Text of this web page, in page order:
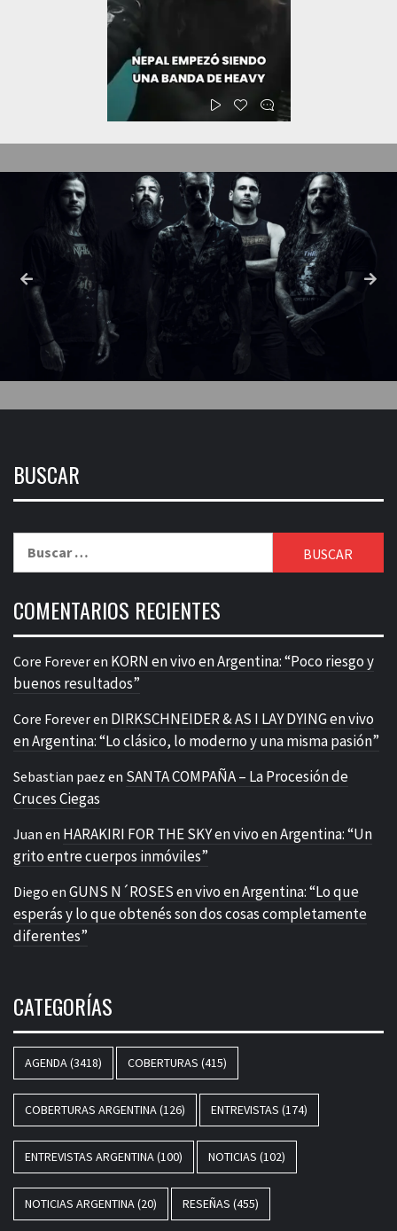
BUSCAR
COMENTARIOS RECIENTES
Core Foreveren KORN en vivo en Argentina: “Poco riesgo y
buenos resultados”
Core Foreveren DIRKSCHNEIDER & AS I LAY DYING en vivo
en Argentina: “Lo clásico, lo moderno y una misma pasión”
Sebastian paez en SANTA COMPAÑA – La Procesión de
Cruces Ciegas
Juan en HARAKIRI FOR THE SKY en vivo en Argentina: “Un
grito entre cuerpos inmóviles”
Diego en GUNS N´ROSES en vivo en Argentina: “Lo que
esperás y lo que obtenés son dos cosas completamente
diferentes”
CATEGORÍAS
AGENDA(3418) COBERTURAS (415)
COBERTURAS ARGENTINA(126) ENTREVISTAS (174)
ENTREVISTAS ARGENTINA(100) NOTICIAS (102)
NOTICIAS ARGENTINA(20) RESEÑAS (455)